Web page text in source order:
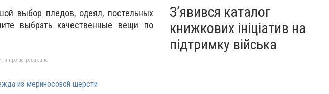
выбор пледов, одеял, постельных
выбрать качественные вещи по
про це редакцію
из мериносовой шерсти
З’явився каталог
книжкових ініціатив на
підтримку війська